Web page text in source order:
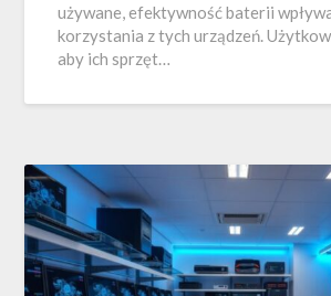
używane, efektywność baterii
korzystania z tych urządzeń.
aby ich sprzęt…